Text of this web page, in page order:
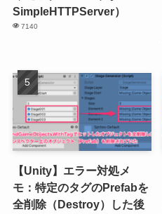
SimpleHTTPServer）
7140
【Unity】エラー対処メ
モ：特定のタグのPrefabを
全削除（Destroy）した後